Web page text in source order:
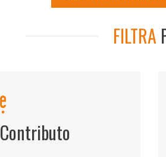
FILTRA
Contributo